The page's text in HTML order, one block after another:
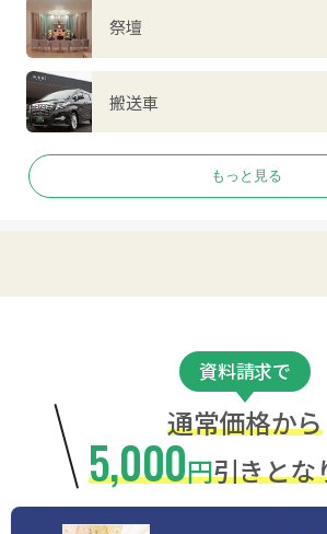
祭壇
搬送車
資料請求で
通常価格から
5,000円引きとな